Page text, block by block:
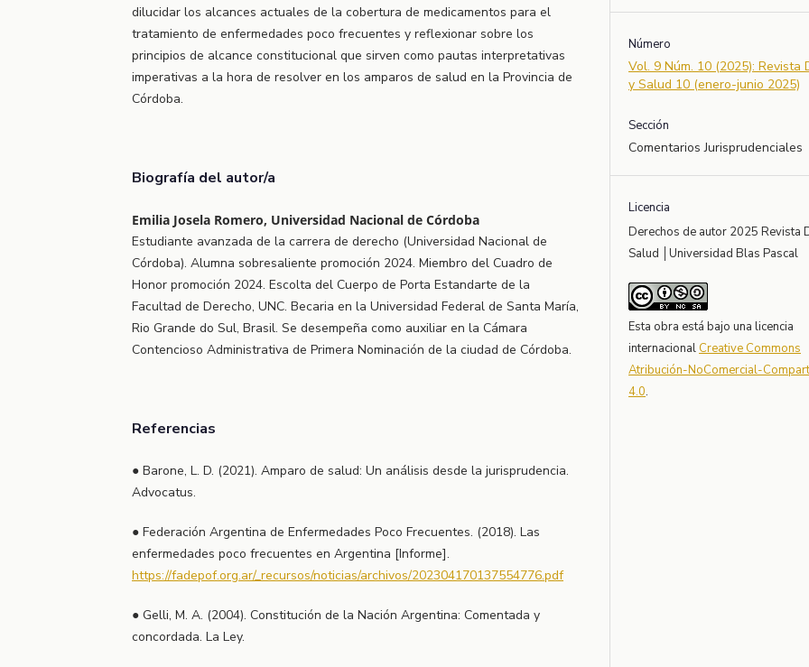
dilucidar los alcances actuales de la cobertura de medicamentos para el
tratamiento de enfermedades poco frecuentes y reflexionar sobre los
principios de alcance constitucional que sirven como pautas interpretativas
imperativas a la hora de resolver en los amparos de salud en la Provincia de
Córdoba.
Biografía del autor/a
Emilia Josela Romero, Universidad Nacional de Córdoba
Estudiante avanzada de la carrera de derecho (Universidad Nacional de
Córdoba). Alumna sobresaliente promoción 2024. Miembro del Cuadro de
Honor promoción 2024. Escolta del Cuerpo de Porta Estandarte de la
Facultad de Derecho, UNC. Becaria en la Universidad Federal de Santa María,
Rio Grande do Sul, Brasil. Se desempeña como auxiliar en la Cámara
Contencioso Administrativa de Primera Nominación de la ciudad de Córdoba.
Referencias
● Barone, L. D. (2021). Amparo de salud: Un análisis desde la jurisprudencia.
Advocatus.
● Federación Argentina de Enfermedades Poco Frecuentes. (2018). Las
enfermedades poco frecuentes en Argentina [Informe].
https://fadepof.org.ar/_recursos/noticias/archivos/202304170137554776.pdf
● Gelli, M. A. (2004). Constitución de la Nación Argentina: Comentada y
concordada. La Ley.
Número
Vol. 9 Núm. 10 (2025): Revista
y Salud 10 (enero-junio 2025)
Sección
Comentarios Jurisprudenciales
Licencia
Derechos de autor 2025 Revista
Salud │Universidad Blas Pascal
Esta obra está bajo una licencia
internacional Creative Commons
Atribución-NoComercial-
4.0.